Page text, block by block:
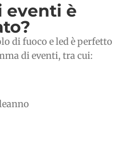
eventi è
di fuoco e led è perfetto
di eventi, tra cui: